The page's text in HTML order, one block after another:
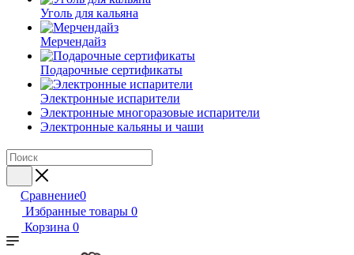
Уголь для кальяна
Мерчендайз
Подарочные сертификаты
Электронные испарители
Электронные многоразовые испарители
Электронные кальяны и чаши
Сравнение0
Избранные товары 0
Корзина 0